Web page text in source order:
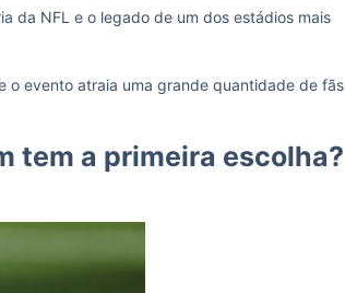
da NFL e o legado de um dos estádios mais
o evento atraia uma grande quantidade de fãs
tem a primeira escolha?